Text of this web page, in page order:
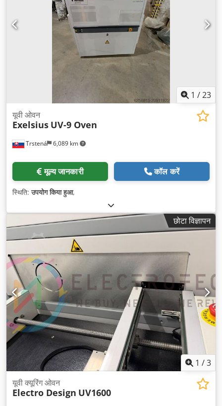
1 /23
Trstená 6,089 km
यूवी ओवन
Exelsius UV-9 Oven
मूल्य जानकारी कॉल करें
स्थिति:उपयोग किया हुआ,
छोटा विज्ञापन
1 /3
यूवी क्यूरिंग ओवन
Electro Design UV1600